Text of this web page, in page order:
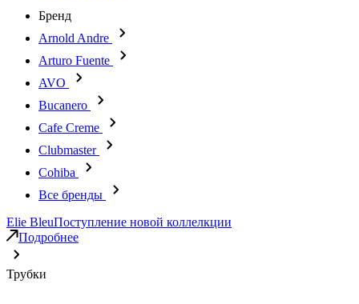
Бренд
Arnold Andre
Arturo Fuente
AVO
Bucanero
Cafe Creme
Clubmaster
Cohiba
Все бренды
Elie BleuПоступление новой коллелкции
Подробнее
Трубки